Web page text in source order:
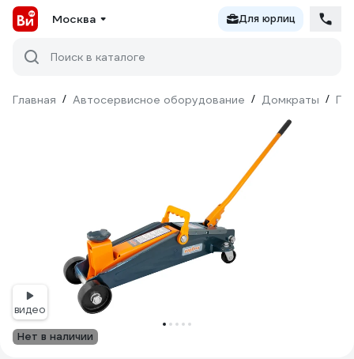
Москва Для юрлиц
Поиск в каталоге
Главная / Автосервисное оборудование / Домкраты /
видео
Нет в наличии